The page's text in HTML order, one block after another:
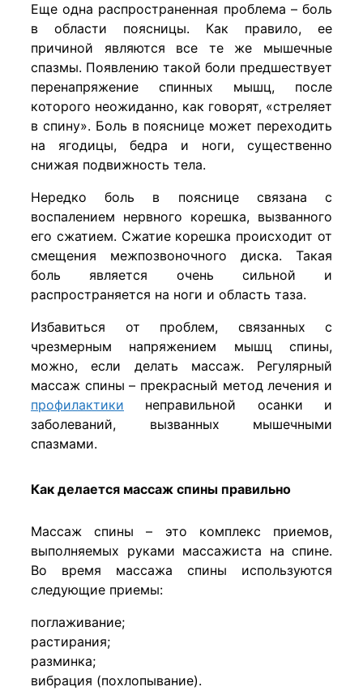
Еще одна распространенная проблема – боль
в области поясницы. Как правило, ее
причиной являются все те же мышечные
спазмы. Появлению такой боли предшествует
перенапряжение спинных мышц, после
которого неожиданно, как говорят, «стреляет
в спину». Боль в пояснице может переходить
на ягодицы, бедра и ноги, существенно
снижая подвижность тела.
Нередко боль в пояснице связана с
воспалением нервного корешка, вызванного
его сжатием. Сжатие корешка происходит от
смещения межпозвоночного диска. Такая
боль является очень сильной и
распространяется на ноги и область таза.
Избавиться от проблем, связанных с
чрезмерным напряжением мышц спины,
можно, если делать массаж. Регулярный
массаж спины – прекрасный метод лечения и
профилактики неправильной осанки и
заболеваний, вызванных мышечными
спазмами.
Как делается массаж спины правильно
Массаж спины – это комплекс приемов,
выполняемых руками массажиста на спине.
Во время массажа спины используются
следующие приемы:
поглаживание;
растирания;
разминка;
вибрация (похлопывание).